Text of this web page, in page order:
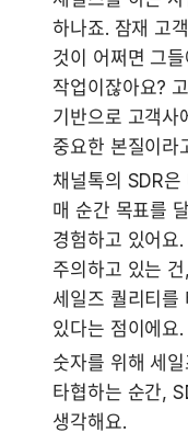
하나죠. 잠재 고
것이 어쩌면 그
작업이잖아요?
기반으로 고객사
중요한 본질이라
채널톡의 SDR
매 순간 목표를
경험하고 있어요
주의하고 있는
세일즈 퀄리티를
있다는 점이에요.
숫자를 위해 세
타협하는 순간,
생각해요.